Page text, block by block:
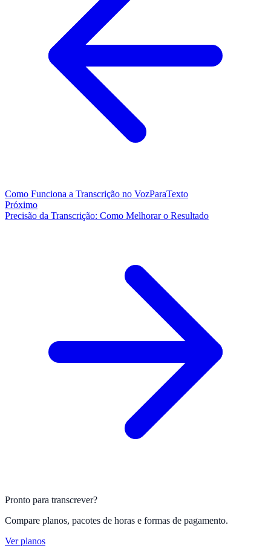
Como Funciona a Transcrição no VozParaTexto
Próximo
Precisão da Transcrição: Como Melhorar o Resultado
Pronto para transcrever?
Compare planos, pacotes de horas e formas de pagamento.
Ver planos